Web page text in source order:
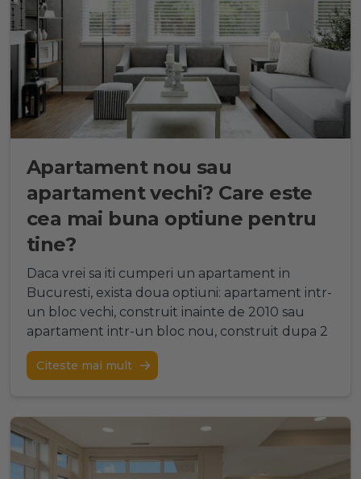
Apartament nou sau
apartament vechi? Care este
cea mai buna optiune pentru
tine?
Daca vrei sa iti cumperi un apartament in
Bucuresti, exista doua optiuni: apartament intr-
un bloc vechi, construit inainte de 2010 sau
apartament intr-un bloc nou, construit dupa 2
Citeste mai mult